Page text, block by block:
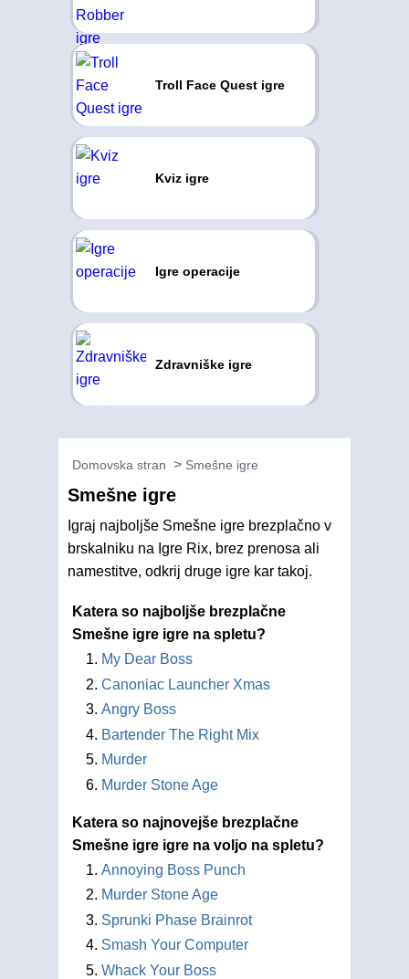
Troll Face Quest igre
Kviz igre
Igre operacije
Zdravniške igre
Domovska stran Smešne igre
Smešne igre
Igraj najboljše Smešne igre brezplačno v
brskalniku na Igre Rix, brez prenosa ali
namestitve, odkrij druge igre kar takoj.
Katera so najboljše brezplačne
Smešne igre igre na spletu?
My Dear Boss
Canoniac Launcher Xmas
Angry Boss
Bartender The Right Mix
Murder
Murder Stone Age
Katera so najnovejše brezplačne
Smešne igre igre na voljo na spletu?
Annoying Boss Punch
Murder Stone Age
Sprunki Phase Brainrot
Smash Your Computer
Whack Your Boss